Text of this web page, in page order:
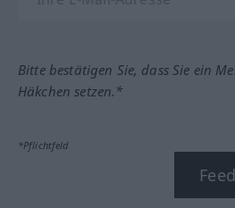
Bitte bestätigen Sie, dass Sie ein
Häkchen setzen.*
*Pflichtfeld